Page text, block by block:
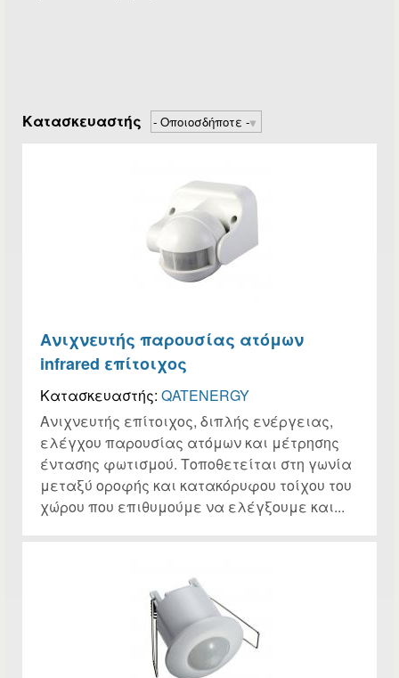
Κατασκευαστής
Ανιχνευτής παρουσίας ατόμων
infrared επίτοιχος
Κατασκευαστής: QATENERGY
Ανιχνευτής επίτοιχος, διπλής ενέργειας,
ελέγχου παρουσίας ατόμων και μέτρησης
έντασης φωτισμού. Τοποθετείται στη γωνία
μεταξύ οροφής και κατακόρυφου τοίχου του
χώρου που επιθυμούμε να ελέγξουμε και...